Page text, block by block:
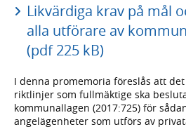
Likvärdiga krav på mål
alla utförare av
(pdf 225 kB)
I denna promemoria föreslås att
riktlinjer som fullmäktige ska
kommunallagen (2017:725) för
angelägenheter som utförs av